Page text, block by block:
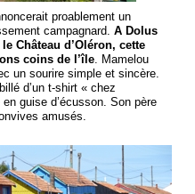
proablement un
campagnard. A Dolus
Château d’Oléron, cette
coins de l’île. Mamelou
un sourire simple et sincère.
d’un t-shirt « chez
guise d’écusson. Son père
amusés.